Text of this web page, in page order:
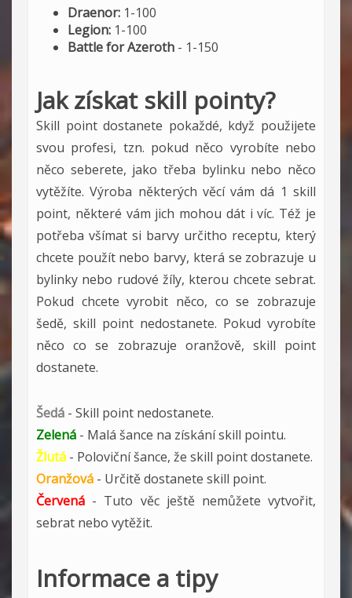
Draenor: 1-100
Legion: 1-100
Battle for Azeroth - 1-150
Jak získat skill pointy?
Skill point dostanete pokaždé, když použijete
svou profesi, tzn. pokud něco vyrobíte nebo
něco seberete, jako třeba bylinku nebo něco
vytěžíte. Výroba některých věcí vám dá 1 skill
point, některé vám jich mohou dát i víc. Též je
potřeba všímat si barvy určitho receptu, který
chcete použít nebo barvy, která se zobrazuje u
bylinky nebo rudové žíly, kterou chcete sebrat.
Pokud chcete vyrobit něco, co se zobrazuje
šedě, skill point nedostanete. Pokud vyrobíte
něco co se zobrazuje oranžově, skill point
dostanete.
Šedá - Skill point nedostanete.
Zelená - Malá šance na získání skill pointu.
Žlutá - Poloviční šance, že skill point dostanete.
Oranžová - Určitě dostanete skill point.
Červená - Tuto věc ještě nemůžete vytvořit,
sebrat nebo vytěžit.
Informace a tipy